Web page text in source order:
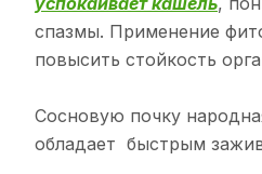
спазмы. Применение
повысить стойкость
Сосновую почку
обладает быстрым